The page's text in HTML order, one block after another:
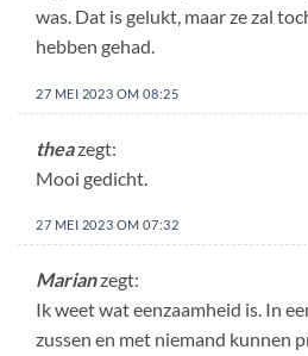
was. Dat is gelukt, maar ze zal
hebben gehad.
27 MEI 2023 OM 08:25
theazegt:
Mooi gedicht.
27 MEI 2023 OM 07:32
Marianzegt:
Ik weet wat eenzaamheid is. In
zussen en met niemand kunnen